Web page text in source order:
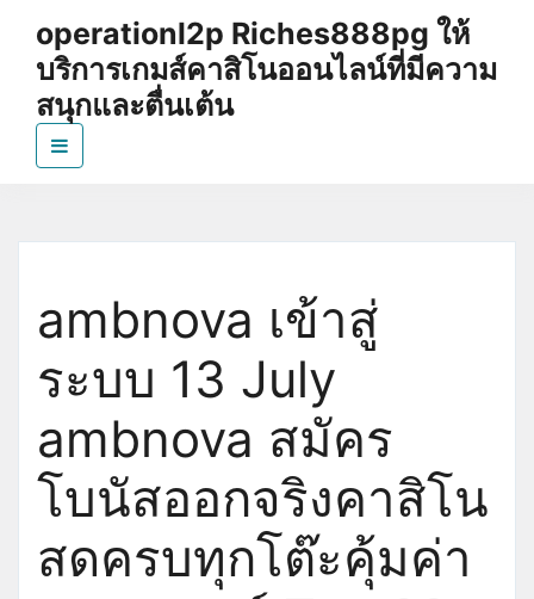
content
operationl2p Riches888pg ให้
บริการเกมส์คาสิโนออนไลน์ที่มีความ
สนุกและตื่นเต้น
https://operationl2p.com Sbfplay เป็นเว็บไซต์ที่น่า
สนใจสำหรับคนที่ชื่นชอบเกมส์คาสิโนออนไลน์
ambnova เข้าสู่
ระบบ 13 July
ambnova สมัคร
โบนัสออกจริงคาสิโน
สดครบทุกโต๊ะคุ้มค่า